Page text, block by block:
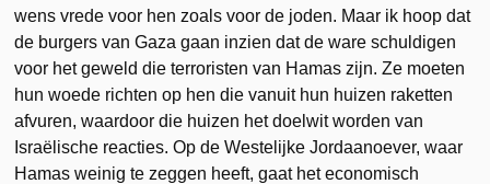
wens vrede voor hen zoals voor de joden. Maar ik hoop dat
de burgers van Gaza gaan inzien dat de ware schuldigen
voor het geweld die terroristen van Hamas zijn. Ze moeten
hun woede richten op hen die vanuit hun huizen raketten
afvuren, waardoor die huizen het doelwit worden van
Israëlische reacties. Op de Westelijke Jordaanoever, waar
Hamas weinig te zeggen heeft, gaat het economisch